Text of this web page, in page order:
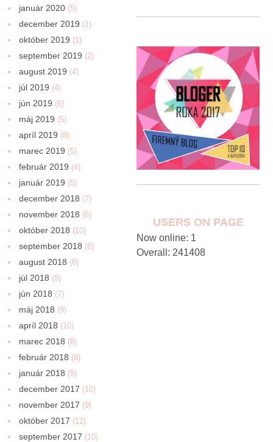
január 2020 (5)
december 2019 (1)
október 2019 (1)
september 2019 (2)
august 2019 (4)
júl 2019 (4)
jún 2019 (6)
máj 2019 (5)
apríl 2019 (8)
marec 2019 (5)
február 2019 (4)
január 2019 (5)
december 2018 (7)
november 2018 (6)
október 2018 (10)
september 2018 (8)
august 2018 (8)
júl 2018 (9)
jún 2018 (7)
máj 2018 (9)
apríl 2018 (10)
marec 2018 (8)
február 2018 (8)
január 2018 (9)
december 2017 (10)
november 2017 (9)
október 2017 (12)
september 2017 (10)
USERS ON PAGE
Now online: 1
Overall: 241408